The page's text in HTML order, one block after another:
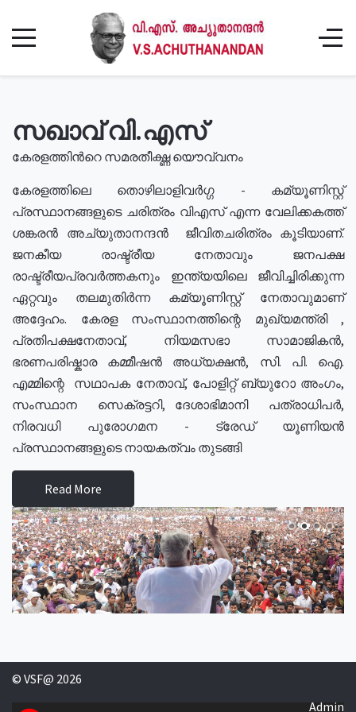
സഖാവ് വി.എസ്
കേരളത്തിൻറെ സമരതീക്ഷ്ണ യൌവ്വനം
കേരളത്തിലെ തൊഴിലാളിവർഗ്ഗ - കമ്യൂണിസ്റ്റ്
പ്രസ്ഥാനങ്ങളുടെ ചരിത്രം വിഎസ് എന്ന വേലിക്കകത്ത്
ശങ്കരൻ അച്യുതാനന്ദൻ ജീവിതചരിത്രം കൂടിയാണ്.
ജനകീയ രാഷ്ട്രീയ നേതാവും ജനപക്ഷ
രാഷ്ട്രീയപ്രവർത്തകനും ഇന്ത്യയിലെ ജീവിച്ചിരിക്കുന്ന
ഏറ്റവും തലമുതിർന്ന കമ്യൂണിസ്റ്റ് നേതാവുമാണ്
അദ്ദേഹം. കേരള സംസ്ഥാനത്തിന്റെ മുഖ്യമന്ത്രി ,
പ്രതിപക്ഷനേതാവ്, നിയമസഭാ സാമാജികൻ,
ഭരണപരിഷ്കാര കമ്മീഷൻ അധ്യക്ഷൻ, സി. പി. ഐ.
എമ്മിന്റെ സഥാപക നേതാവ്, പോളിറ്റ് ബ്യുറോ അംഗം,
സംസ്ഥാന സെക്രട്ടറി, ദേശാഭിമാനി പത്രാധിപർ,
നിരവധി പുരോഗമന - ട്രേഡ് യൂണിയൻ
പ്രസ്ഥാനങ്ങളുടെ നായകത്വം തുടങ്ങി
Read More
© VSF@ 2026
Admin